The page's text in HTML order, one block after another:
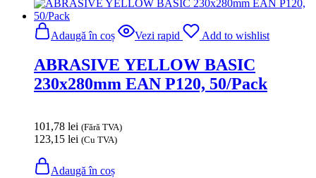
Adaugă în coș Vezi rapid Add to wishlist
ABRASIVE YELLOW BASIC
230x280mm EAN P120, 50/Pack
101,78 lei (Fără TVA)
123,15 lei (Cu TVA)
Adaugă în coș